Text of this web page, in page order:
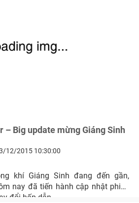
– Big update mừng Giáng Sinh
12/2015 10:30:00
khí Giáng Sinh đang đến gần,
nay đã tiến hành cập nhật phiên
đổi hấp dẫn.